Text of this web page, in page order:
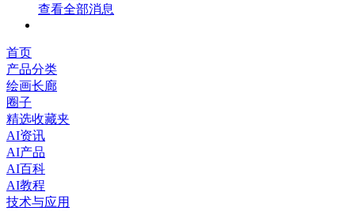
查看全部消息
首页
产品分类
绘画长廊
圈子
精选收藏夹
AI资讯
AI产品
AI百科
AI教程
技术与应用